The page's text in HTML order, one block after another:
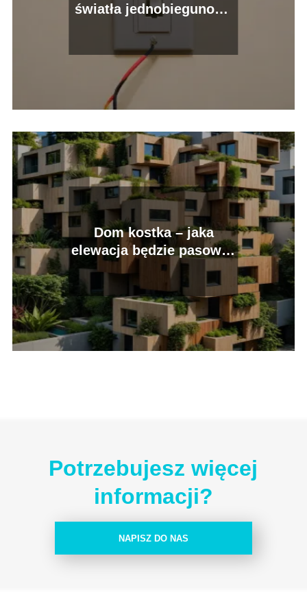
światła jednobiegunowy
majsterkowiczów
Dom kostka – jaka
elewacja będzie pasować
najlepiej?
Potrzebujesz więcej
informacji?
NAPISZ DO NAS